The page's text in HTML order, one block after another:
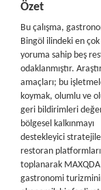
Özet
Bu çalışma,
Bingöl ilindeki en çok
yoruma sahip beş
odaklanmıştır.
amaçları; bu
koymak, olumlu ve
geri bildirimleri
bölgesel kalkınmayı
destekleyici
restoran
toplanarak MAXQDA
gastronomi